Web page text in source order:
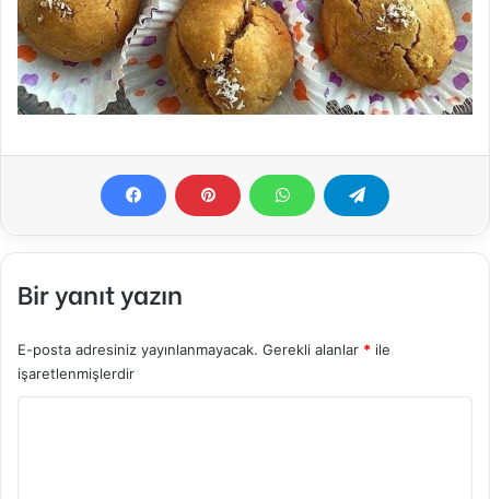
Bir yanıt yazın
E-posta adresiniz yayınlanmayacak. Gerekli alanlar * ile
işaretlenmişlerdir